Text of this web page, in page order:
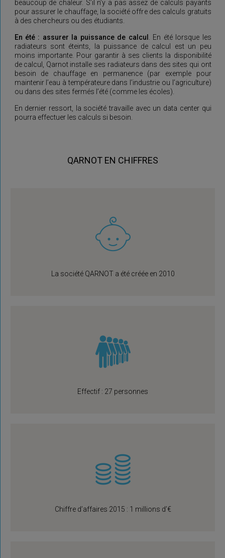
beaucoup de chaleur. S’il n’y a pas assez de calculs payants
pour assurer le chauffage, la société offre des calculs gratuits
à des chercheurs ou des étudiants.
En été : assurer la puissance de calcul . En été lorsque les
radiateurs sont éteints, la puissance de calcul est un peu
moins importante. Pour garantir à ses clients la disponibilité
de calcul, Qarnot installe ses radiateurs dans des sites qui ont
besoin de chauffage en permanence (par exemple pour
maintenir l’eau à températeure dans l’industrie ou l’agriculture)
ou dans des sites fermés l’été (comme les écoles).
En dernier ressort, la société travaille avec un data center qui
pourra effectuer les calculs si besoin.
QARNOT EN CHIFFRES
La société QARNOT a été créée en 2010
Effectif : 27 personnes
Chiffre d’affaires 2015 : 1 millions d’€